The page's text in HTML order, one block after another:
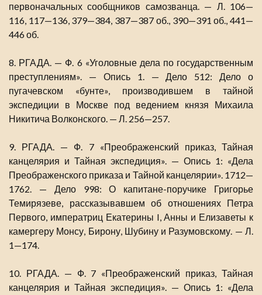
первоначальных сообщников самозванца. — Л. 106—
116, 117—136, 379—384, 387—387 об., 390—391 об., 441—
446 об.
8. РГАДА. — Ф. 6 «Уголовные дела по государственным
преступлениям». — Опись 1. — Дело 512: Дело о
пугачевском «бунте», производившем в тайной
экспедиции в Москве под ведением князя Михаила
Никитича Волконского. — Л. 256—257.
9. РГАДА. — Ф. 7 «Преображенский приказ, Тайная
канцелярия и Тайная экспедиция». — Опись 1: «Дела
Преображенского приказа и Тайной канцелярии». 1712—
1762. — Дело 998: О капитане-поручике Григорье
Темирязеве, рассказывавшем об отношениях Петра
Первого, императриц Екатерины I, Анны и Елизаветы к
камергеру Монсу, Бирону, Шубину и Разумовскому. — Л.
1—174.
10. РГАДА. — Ф. 7 «Преображенский приказ, Тайная
канцелярия и Тайная экспедиция». — Опись 1: «Дела